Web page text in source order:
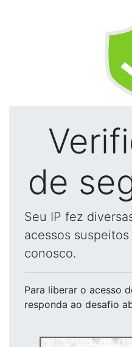
de
Seu IP fez
acessos
conosco.
Para liberar o acesso
responda ao desafio